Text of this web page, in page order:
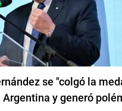
se "colgó la
Argentina y generó